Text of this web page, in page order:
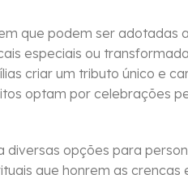
que podem ser adotadas
especiais ou
criar um tributo único e
optam por celebrações
opções para
que honrem as crenças